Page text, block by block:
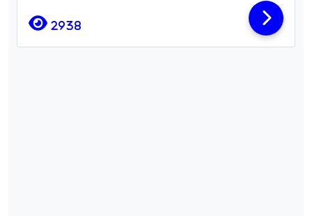
2938